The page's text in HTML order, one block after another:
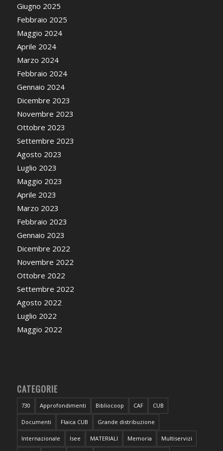
Giugno 2025
Febbraio 2025
Maggio 2024
Aprile 2024
Marzo 2024
Febbraio 2024
Gennaio 2024
Dicembre 2023
Novembre 2023
Ottobre 2023
Settembre 2023
Agosto 2023
Luglio 2023
Maggio 2023
Aprile 2023
Marzo 2023
Febbraio 2023
Gennaio 2023
Dicembre 2022
Novembre 2022
Ottobre 2022
Settembre 2022
Agosto 2022
Luglio 2022
Maggio 2022
CATEGORIE
730 Approfondimenti Bibliocoop CAF CUB
Documenti Flaica CUB Grande distribuzione
Internazionale Isee MATERIALI Memoria Multiservizi